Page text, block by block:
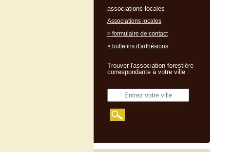
associations locales
Associations locales
> formulaire de contact
> bulletins d'adhésions
Trouver l'association forestière
correspondante à votre ville :